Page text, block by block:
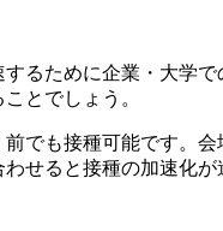
るために企業・大学
とでしょう。
でも接種可能です。
せると接種の加速化が